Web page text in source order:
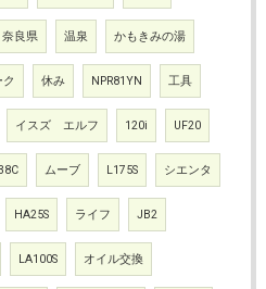
奈良県 温泉 かもきみの湯
休み NPR81YN 工具
イスズ エルフ 120i UF20
ムーブ L175S シエンタ
HA25S ライフ JB2
LA100S オイル交換